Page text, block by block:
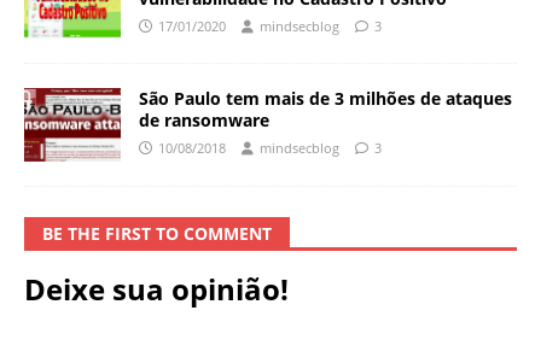
17/01/2020 mindsecblog 3
São Paulo tem mais de 3 milhões de ataques
de ransomware
10/08/2018 mindsecblog 3
BE THE FIRST TO COMMENT
Deixe sua opinião!